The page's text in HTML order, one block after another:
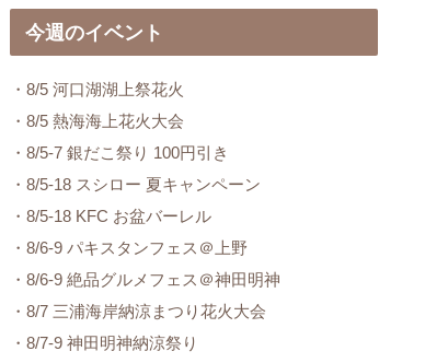
今週のイベント
・8/5 河口湖湖上祭花火
・8/5 熱海海上花火大会
・8/5-7 銀だこ祭り 100円引き
・8/5-18 スシロー 夏キャンペーン
・8/5-18 KFC お盆バーレル
・8/6-9 パキスタンフェス＠上野
・8/6-9 絶品グルメフェス＠神田明神
・8/7 三浦海岸納涼まつり花火大会
・8/7-9 神田明神納涼祭り